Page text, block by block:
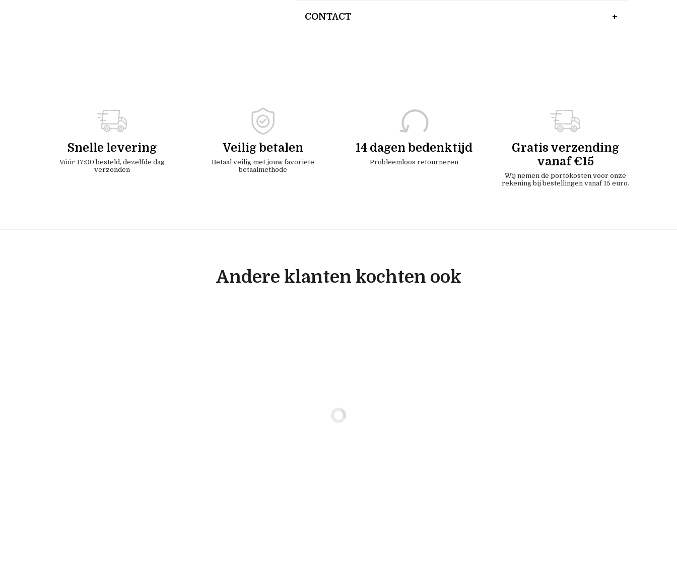
CONTACT
Snelle levering
Vóór 17:00 besteld, dezelfde dag
verzonden
Veilig betalen
Betaal veilig met jouw favoriete
betaalmethode
14 dagen bedenktijd
Probleemloos retourneren
Gratis verzending
vanaf €15
Wij nemen de portokosten voor onze
rekening bij bestellingen vanaf 15 euro.
Andere klanten kochten ook